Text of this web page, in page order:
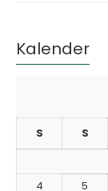
Kalender
S S
4
5